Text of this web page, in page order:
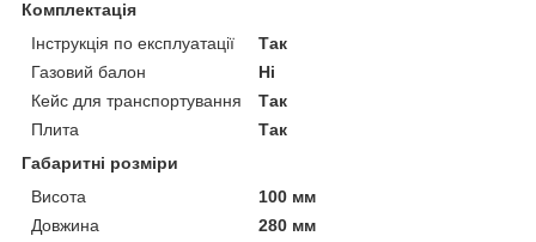
Комплектація
Інструкція по експлуатації
Так
Газовий балон
Ні
Кейс для транспортування
Так
Плита
Так
Габаритні розміри
Висота
100 мм
Довжина
280 мм